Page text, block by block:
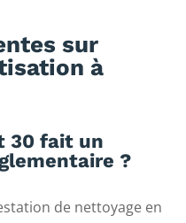
sur
à
30 fait un
?
de nettoyage en